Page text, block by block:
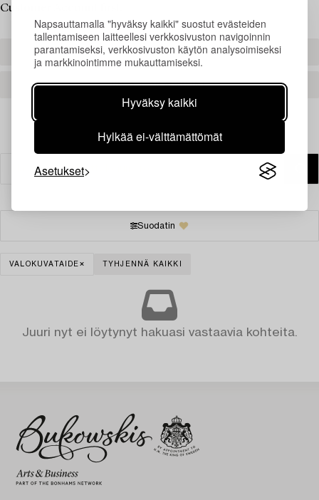
Napsauttamalla "hyväksy kaikki" suostut evästeiden
tallentamiseen laitteellesi verkkosivuston navigoinnin
parantamiseksi, verkkosivuston käytön analysoimiseksi
ja markkinointimme mukauttamiseksi.
Hyväksy kaikki
Hylkää ei-välttämättömät
Asetukset
Customer Account first.
REGISTER TO BID
CREATE AN ACCOUNT
Suodatin
VALOKUVATAIDE TYHJENNÄ KAIKKI
Juuri nyt ei löytynyt hakuasi vastaavia kohteita.